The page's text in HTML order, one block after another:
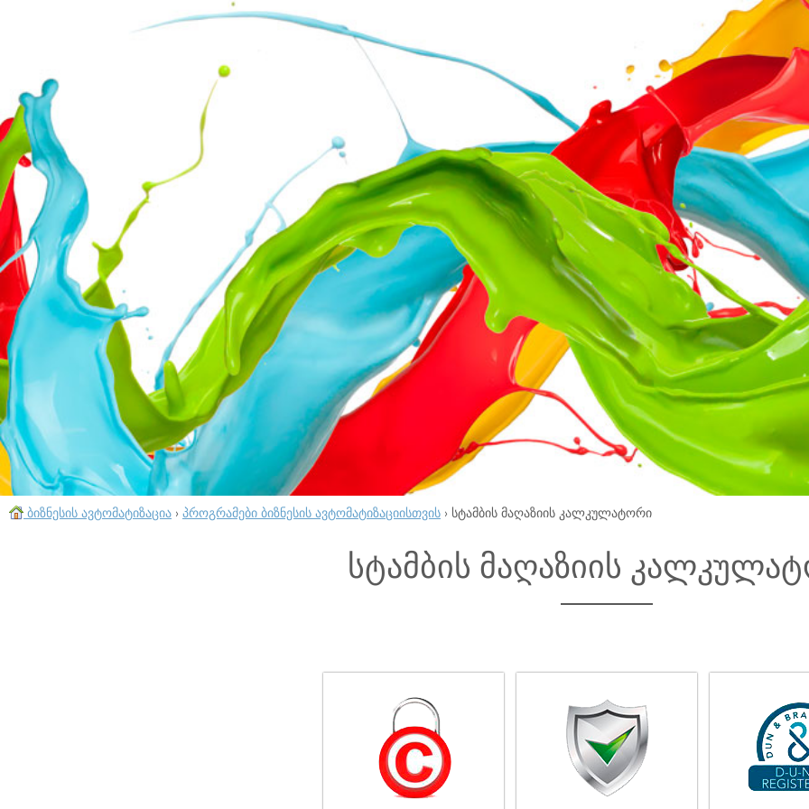
ბიზნესის ავტომატიზაცია › პროგრამები ბიზნესის ავტომატიზაციისთვის › სტამბის მაღაზიის კალკულატორი
სტამბის მაღაზიის